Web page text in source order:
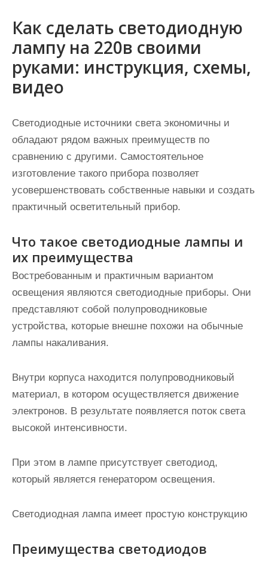
Как сделать светодиодную
лампу на 220в своими
руками: инструкция, схемы,
видео
Светодиодные источники света экономичны и
обладают рядом важных преимуществ по
сравнению с другими. Самостоятельное
изготовление такого прибора позволяет
усовершенствовать собственные навыки и создать
практичный осветительный прибор.
Что такое светодиодные лампы и
их преимущества
Востребованным и практичным вариантом
освещения являются светодиодные приборы. Они
представляют собой полупроводниковые
устройства, которые внешне похожи на обычные
лампы накаливания.
Внутри корпуса находится полупроводниковый
материал, в котором осуществляется движение
электронов. В результате появляется поток света
высокой интенсивности.
При этом в лампе присутствует светодиод,
который является генератором освещения.
Светодиодная лампа имеет простую конструкцию
Преимущества светодиодов